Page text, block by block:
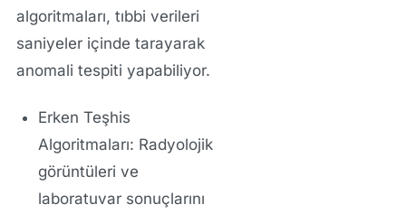
algoritmaları, tıbbi verileri
saniyeler içinde tarayarak
anomali tespiti yapabiliyor.
Erken Teşhis
Algoritmaları: Radyolojik
görüntüleri ve
laboratuvar sonuçlarını